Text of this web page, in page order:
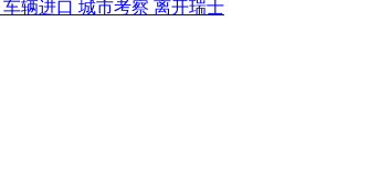
车辆进口 城市考察 离开瑞士